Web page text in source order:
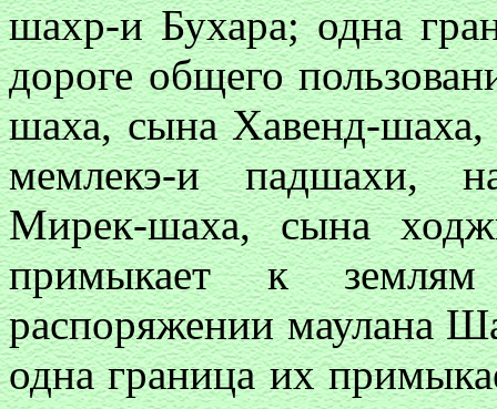
шахр-и Бухара; одна
дороге общего
шаха, сына Хавенд-шаха,
мемлекэ-и падшахи,
Мирек-шаха, сына
примыкает к
распоряжении маулана
одна граница их